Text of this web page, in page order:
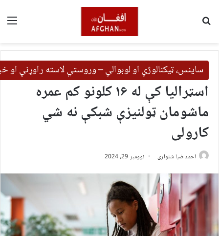
ساینس، ټیکنالوژي او لوبوالي – وروستي لاسته راوړنې او
اسټرالیا کې له ۱۶ کلونو کم عمره
ماشومان ټولنیزې شبکې نه شي
کارولی
احمد ضیا شنواری نوومبر 29, 2024